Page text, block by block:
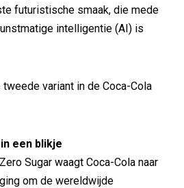
futuristische smaak, die mede
intelligentie (AI) is
variant in de Coca-Cola
een blikje
Sugar waagt Coca-Cola naar
om de wereldwijde